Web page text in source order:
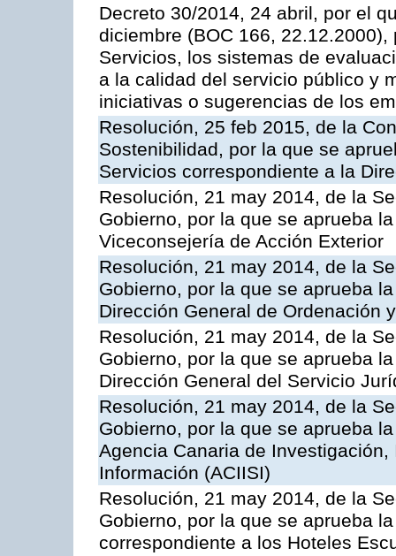
Decreto 30/2014, 24 abril, por el
diciembre (BOC 166,
Servicios, los sistemas de
a la calidad del servicio público y
iniciativas o sugerencias de los
Resolución, 25 feb 2015, de la
Sostenibilidad, por la que se
Servicios correspondiente a la
Resolución, 21 may 2014, de la
Gobierno, por la que se aprueba
Viceconsejería de Acción Exterior
Resolución, 21 may 2014, de la
Gobierno, por la que se aprueba
Dirección General de Ordenación
Resolución, 21 may 2014, de la
Gobierno, por la que se aprueba
Dirección General del Servicio
Resolución, 21 may 2014, de la
Gobierno, por la que se aprueba
Agencia Canaria de
Información (ACIISI)
Resolución, 21 may 2014, de la
Gobierno, por la que se aprueba
correspondiente a los Hoteles